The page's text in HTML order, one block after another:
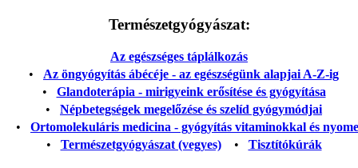
Természetgyógyászat:
Az egészséges táplálkozás
• Az öngyógyítás ábécéje - az egészségünk alapjai A-Z-ig
• Glandoterápia - mirigyeink erősítése és gyógyítása
• Népbetegségek megelőzése és szelíd gyógymódjai
• Ortomolekuláris medicina - gyógyítás vitaminokkal és
• Természetgyógyászat (vegyes)• Tisztítókúrák